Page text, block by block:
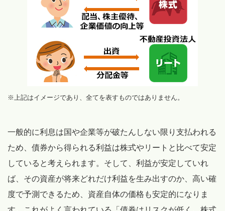
※上記はイメージであり、全てを表すものではありません。
一般的に利息は国や企業等が破たんしない限り支払われる
ため、債券から得られる利益は株式やリートと比べて安定
していると考えられます。そして、利益が安定していれ
ば、その資産が将来どれだけ利益を生み出すのか、高い確
度で予測できるため、資産自体の価格も安定的になりま